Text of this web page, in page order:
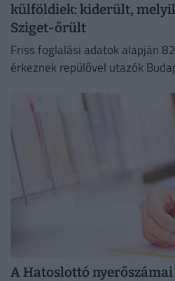
külföldiek: kiderült,
Sziget-őrült
Friss foglalási adatok alapján
érkeznek repülővel utazók
A Hatoslottó nyerőszámai